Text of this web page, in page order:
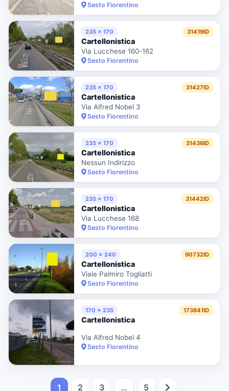
Sesto Fiorentino
235 x 170 31419ID
Cartellonistica
Via Lucchese 160-162
Sesto Fiorentino
235 x 170 31427ID
Cartellonistica
Via Alfred Nobel 3
Sesto Fiorentino
235 x 170 31436ID
Cartellonistica
Nessun Indirizzo
Sesto Fiorentino
235 x 170 31442ID
Cartellonistica
Via Lucchese 168
Sesto Fiorentino
200 x 240 90732ID
Cartellonistica
Viale Palmiro Togliatti
Sesto Fiorentino
170 x 235 173841ID
Cartellonistica
Via Alfred Nobel 4
Sesto Fiorentino
1 2 3 … 5